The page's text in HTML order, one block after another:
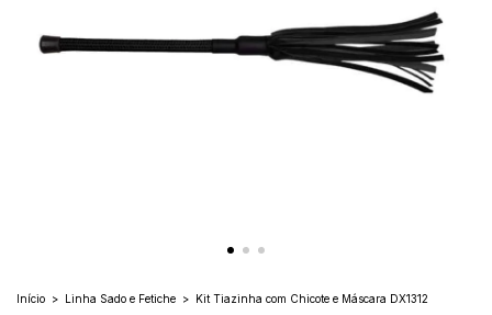
Início > Linha Sado e Fetiche > Kit Tiazinha com Chicote e Máscara DX1312